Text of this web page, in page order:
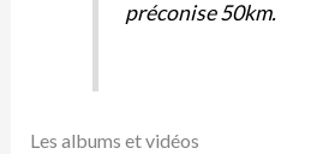
préconise 50km.
Les albums et vidéos